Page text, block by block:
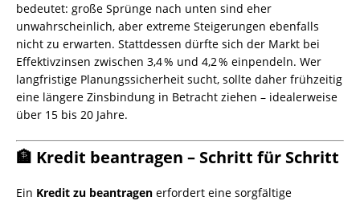
bedeutet: große Sprünge nach unten sind eher
unwahrscheinlich, aber extreme Steigerungen ebenfalls
nicht zu erwarten. Stattdessen dürfte sich der Markt bei
Effektivzinsen zwischen 3,4 % und 4,2 % einpendeln. Wer
langfristige Planungssicherheit sucht, sollte daher frühzeitig
eine längere Zinsbindung in Betracht ziehen – idealerweise
über 15 bis 20 Jahre.
🏦 Kredit beantragen – Schritt für Schritt
Ein Kredit zu beantragen erfordert eine sorgfältige